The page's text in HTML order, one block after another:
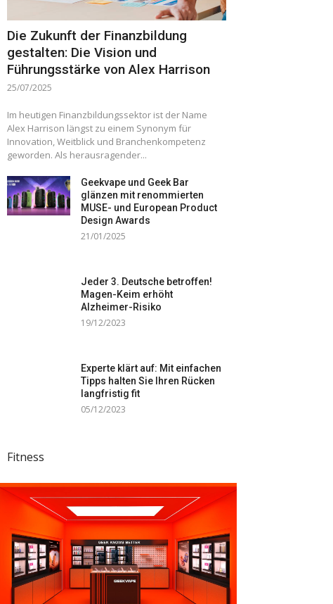
Die Zukunft der Finanzbildung
gestalten: Die Vision und
Führungsstärke von Alex Harrison
25/07/2025
Im heutigen Finanzbildungssektor ist der Name
Alex Harrison längst zu einem Synonym für
Innovation, Weitblick und Branchenkompetenz
geworden. Als herausragender...
Geekvape und Geek Bar
glänzen mit renommierten
MUSE- und European Product
Design Awards
21/01/2025
Jeder 3. Deutsche betroffen!
Magen-Keim erhöht
Alzheimer-Risiko
19/12/2023
Experte klärt auf: Mit einfachen
Tipps halten Sie Ihren Rücken
langfristig fit
05/12/2023
Fitness